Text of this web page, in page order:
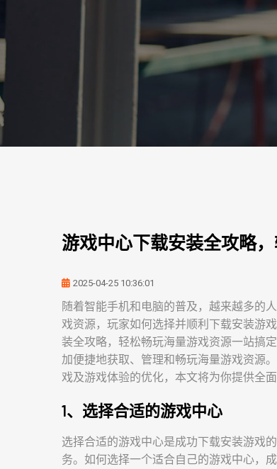
游戏中心下载安装全攻略
2025-04-25 10:36:01
随着智能手机和电脑的普及，越来越多的
戏资源，玩家如何选择并顺利下载安装游
装全攻略，轻松畅玩海量游戏资源一站搞
加便捷地获取、管理和畅玩海量游戏资源
戏及游戏体验的优化，本文将为你提供全
1、选择合适的游戏中心
选择合适的游戏中心是成功下载安装游戏
务。如何选择一个适合自己的游戏中心，